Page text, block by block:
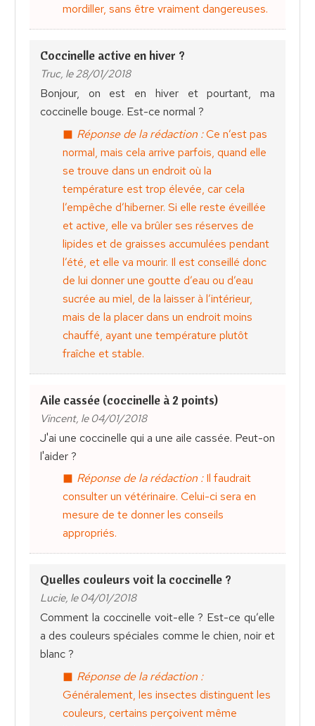
mordiller, sans être vraiment dangereuses.
Coccinelle active en hiver ?
Truc, le 28/01/2018
Bonjour, on est en hiver et pourtant, ma
coccinelle bouge. Est-ce normal ?
Réponse de la rédaction :Ce n’est pas
normal, mais cela arrive parfois, quand elle
se trouve dans un endroit où la
température est trop élevée, car cela
l’empêche d’hiberner. Si elle reste éveillée
et active, elle va brûler ses réserves de
lipides et de graisses accumulées pendant
l’été, et elle va mourir. Il est conseillé donc
de lui donner une goutte d’eau ou d’eau
sucrée au miel, de la laisser à l’intérieur,
mais de la placer dans un endroit moins
chauffé, ayant une température plutôt
fraîche et stable.
Aile cassée (coccinelle à 2 points)
Vincent, le 04/01/2018
J'ai une coccinelle qui a une aile cassée. Peut-on
l'aider ?
Réponse de la rédaction :Il faudrait
consulter un vétérinaire. Celui-ci sera en
mesure de te donner les conseils
appropriés.
Quelles couleurs voit la coccinelle ?
Lucie, le 04/01/2018
Comment la coccinelle voit-elle ? Est-ce qu’elle
a des couleurs spéciales comme le chien, noir et
blanc ?
Réponse de la rédaction :
Généralement, les insectes distinguent les
couleurs, certains perçoivent même